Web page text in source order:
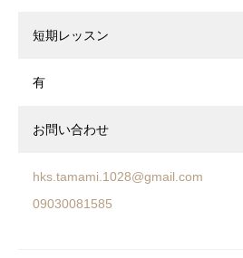
短期レッスン
有
お問い合わせ
hks.tamami.1028@gmail.com
09030081585